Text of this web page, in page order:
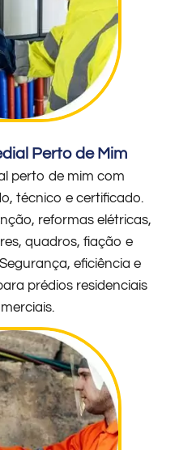
Perto de Mim
perto de mim com
técnico e certificado.
reformas elétricas,
quadros, fiação e
eficiência e
prédios residenciais